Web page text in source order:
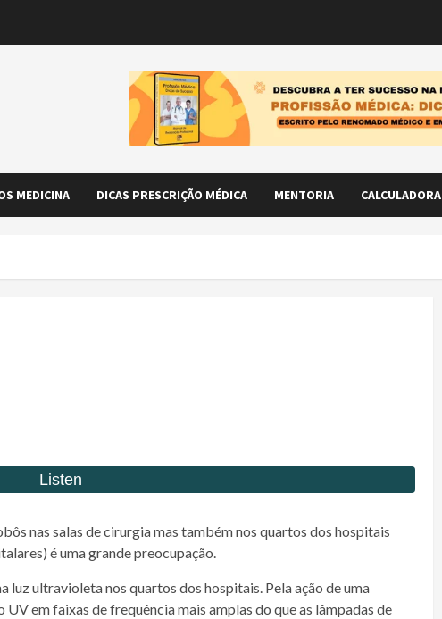
MEDICINA DICAS PRESCRIÇÃO MÉDICA MENTORIA CALCULADORA
nas salas de cirurgia mas também nos quartos dos hospitais
é uma grande preocupação.
luz ultravioleta nos quartos dos hospitais. Pela ação de uma
em faixas de frequência mais amplas do que as lâmpadas de